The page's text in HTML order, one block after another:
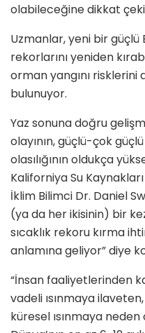
olabileceğine dikkat
Uzmanlar, yeni bir güçlü
rekorlarını yeniden
orman yangını risklerini
bulunuyor.
Yaz sonuna doğru
olayının, güçlü-çok
olasılığının oldukça
Kaliforniya Su
İklim Bilimci Dr. Daniel
(ya da her ikisinin) bir
sıcaklık rekoru kırma
anlamına geliyor” diye
“İnsan faaliyetlerinden
vadeli ısınmaya
küresel ısınmaya